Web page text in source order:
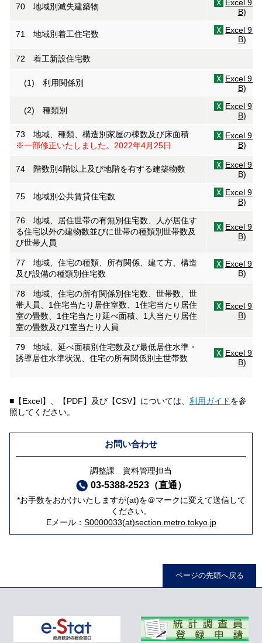
70 地域別滅失建築物
Excel
B)
71 地域別着工住宅数
Excel
B)
72 着工新設住宅数
(1) 利用関係別
Excel
B)
(2) 種類別
Excel
B)
73 地域、種類、構造別家屋の棟数及び床面積
※一部修正いたしました。2022年4月25日
Excel
B)
74 階数別4階以上及び地階を有する建築物数
Excel
B)
75 地域別公共賃貸住宅数
Excel
B)
76 地域、居住世帯の有無別住宅数、人が居住す
る住宅以外の建物数並びに世帯の種類別世帯数及
び世帯人員
Excel
B)
77 地域、住宅の種類、所有関係、建て方、構造
及び設備の種類別住宅数
Excel
B)
78 地域、住宅の所有関係別住宅数、世帯数、世
帯人員、1住宅当たり居住室数、1住宅当たり居住
室の畳数、1住宅当たり延べ面積、1人当たり居住
室の畳数及び1室当たり人員
Excel
B)
79 地域、延べ面積別住宅数及び最低居住水準・
誘導居住水準状況、住宅の所有関係別主世帯数
Excel
B)
■【Excel】、【PDF】及び【CSV】については、 利用ガイドを参
照してください。
お問い合わせ
調整課 資料管理担当
03-5388-2523（直通）
*お手数をおかけいたしますが(at)を＠マークに変えて送信して
ください。
Eメール： S0000033(at)section.metro.tokyo.jp
ページの先頭へ戻る